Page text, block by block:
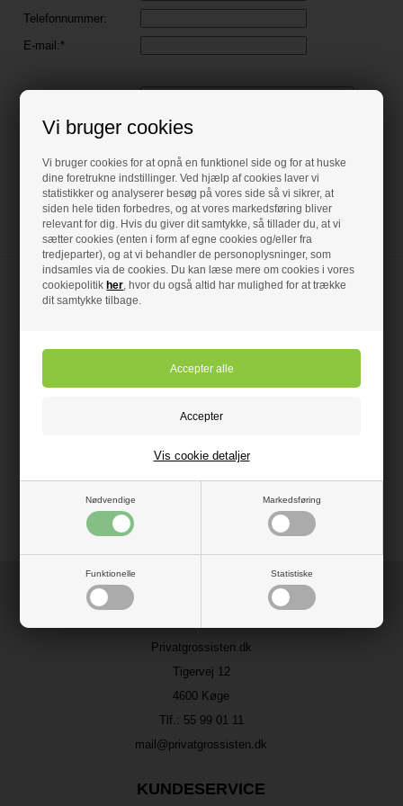
Vi bruger cookies
Vi bruger cookies for at opnå en funktionel side og for at huske
dine foretrukne indstillinger. Ved hjælp af cookies laver vi
statistikker og analyserer besøg på vores side så vi sikrer, at
siden hele tiden forbedres, og at vores markedsføring bliver
relevant for dig. Hvis du giver dit samtykke, så tillader du, at vi
sætter cookies (enten i form af egne cookies og/eller fra
tredjeparter), og at vi behandler de personoplysninger, som
indsamles via de cookies. Du kan læse mere om cookies i vores
cookiepolitikher , hvor du også altid har mulighed for at trække
dit samtykke tilbage.
Nødvendige Markedsføring
Funktionelle Statistiske
Vis cookie detaljer
Privatgrossisten.dk
Tigervej 12
4600 Køge
Tlf.: 55 99 01 11
mail@privatgrossisten.dk
KUNDESERVICE